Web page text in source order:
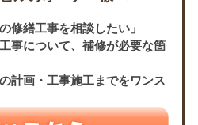
修繕工事を相談したい」
事について、補修が必要な箇
計画・工事施工までをワンス